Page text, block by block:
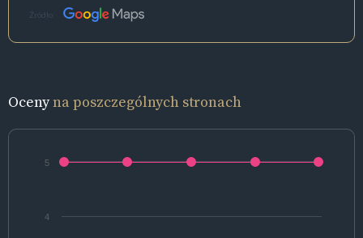
Źródło:
Ocenyna poszczególnych stronach
4
5